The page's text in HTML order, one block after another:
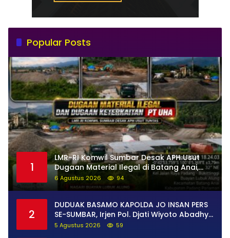
Popular Posts
1
LMR-RI Komwil Sumbar Desak APH Usut
Dugaan Material Ilegal di Batang Anai,
Dugaan Keterkaitan PT UHA Diminta
Diselidiki Tuntas
6 Agustus 2026 94
2
DUDUAK BASAMO KAPOLDA JO INSAN PERS
SE-SUMBAR, Irjen Pol. Djati Wiyoto Abadhy
Tegaskan Tak Ada Ruang bagi Pelanggar
5 Agustus 2026 59